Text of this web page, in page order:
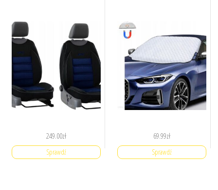
249.00zł
Sprawdź
69.99zł
Sprawdź